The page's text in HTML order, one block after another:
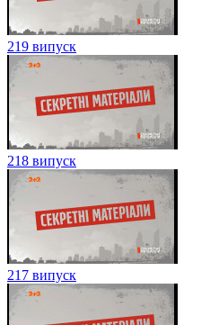
219 випуск
218 випуск
217 випуск